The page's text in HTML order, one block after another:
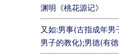
渊明《桃花源记》
又如:男事(古指成年
男子的教化);男德(有